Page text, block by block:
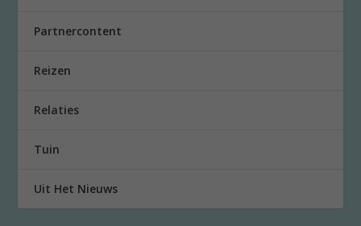
Partnercontent
Reizen
Relaties
Tuin
Uit Het Nieuws